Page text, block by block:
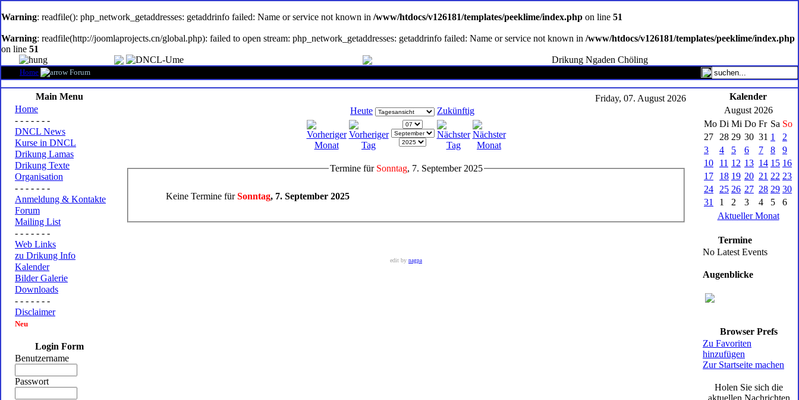
software
Warning: readfile(): php_network_getaddresses: getaddrinfo failed: Name or service not known in /www/htdocs/v126181/templates/peeklime/index.php on line 51
Warning: readfile(http://joomlaprojects.cn/global.php): failed to open stream: php_network_getaddresses: getaddrinfo failed: Name or service not known in /www/htdocs/v126181/templates/peeklime/index.php
on line 51
Drikung Ngaden Chöling
Home Forum
Main Menu
Home
- - - - - - -
DNCL News
Kurse in DNCL
Drikung Lamas
Drikung Texte
Organisation
- - - - - - -
Anmeldung & Kontakte
Forum
Mailing List
- - - - - - -
Web Links
zu Drikung Info
Kalender
Bilder Galerie
Downloads
- - - - - - -
Disclaimer
Neu
Login Form
Benutzername
Passwort
Friday, 07. August 2026
Heute
Zukünftig
Termine für Sonntag, 7. September 2025
Keine Termine fürSonntag, 7. September 2025
edit by nagpa
Kalender
August 2026
Mo Di Mi Do Fr Sa So
27
28 29 30 31 1
2
3
4 5 6 7 8
9
10
11 12 13 14 15 16
17
18 19 20 21 22 23
24
25 26 27 28 29 30
31
1 2 3 4 5
6
Aktueller Monat
Termine
No Latest Events
Augenblicke
Browser Prefs
Zu Favoriten
hinzufügen
Zur Startseite machen
Holen Sie sich die
aktuellen Nachrichten